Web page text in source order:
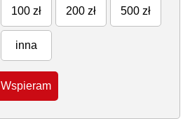
100 zł 200 zł 500 zł
inna
Wspieram